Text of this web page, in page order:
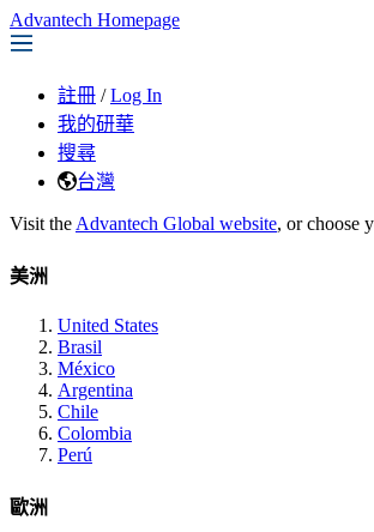
Advantech Homepage
註冊 / Log In
我的研華
搜尋
台灣
Visit the Advantech Global website, or choose
美洲
United States
Brasil
México
Argentina
Chile
Colombia
Perú
歐洲